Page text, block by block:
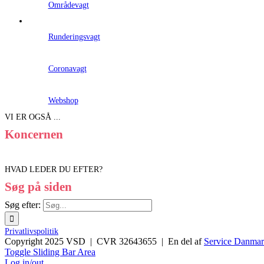
Områdevagt
Runderingsvagt
Coronavagt
Webshop
VI ER OGSÅ ...
Koncernen
HVAD LEDER DU EFTER?
Søg på siden
Søg efter:
Privatlivspolitik
Copyright 2025 VSD | CVR 32643655 | En del af Service
Toggle Sliding Bar Area